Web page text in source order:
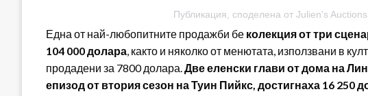
Публикация, споделена от Julien's
Една от най-любопитните продажби бе колекция от три
104 000 долара, както и няколко от менютата, използвани в
продадени за 7800 долара.Две еленски глави от дома на
епизод от втория сезон на Туин Пийкс, достигнаха 16 250